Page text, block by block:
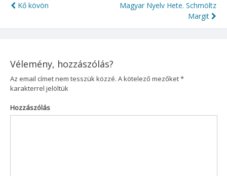
navigáció
Kő kövön
Magyar Nyelv Hete. Schmöltz
Margit
Vélemény, hozzászólás?
Az email címet nem tesszük közzé. A kötelező mezőket*
karakterrel jelöltük
Hozzászólás